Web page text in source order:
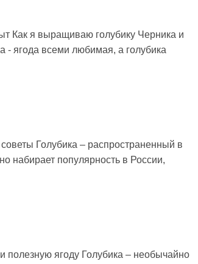
Как я выращиваю голубику Черника и
- ягода всеми любимая, а голубика
Голубика – распространенный в
набирает популярность в России,
полезную ягоду Голубика – необычайно